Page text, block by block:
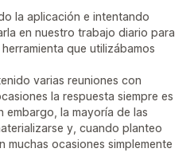
la aplicación e intentando
en nuestro trabajo diario para
que utilizábamos
varias reuniones con
la respuesta siempre es
embargo, la mayoría de las
y, cuando planteo
muchas ocasiones simplemente